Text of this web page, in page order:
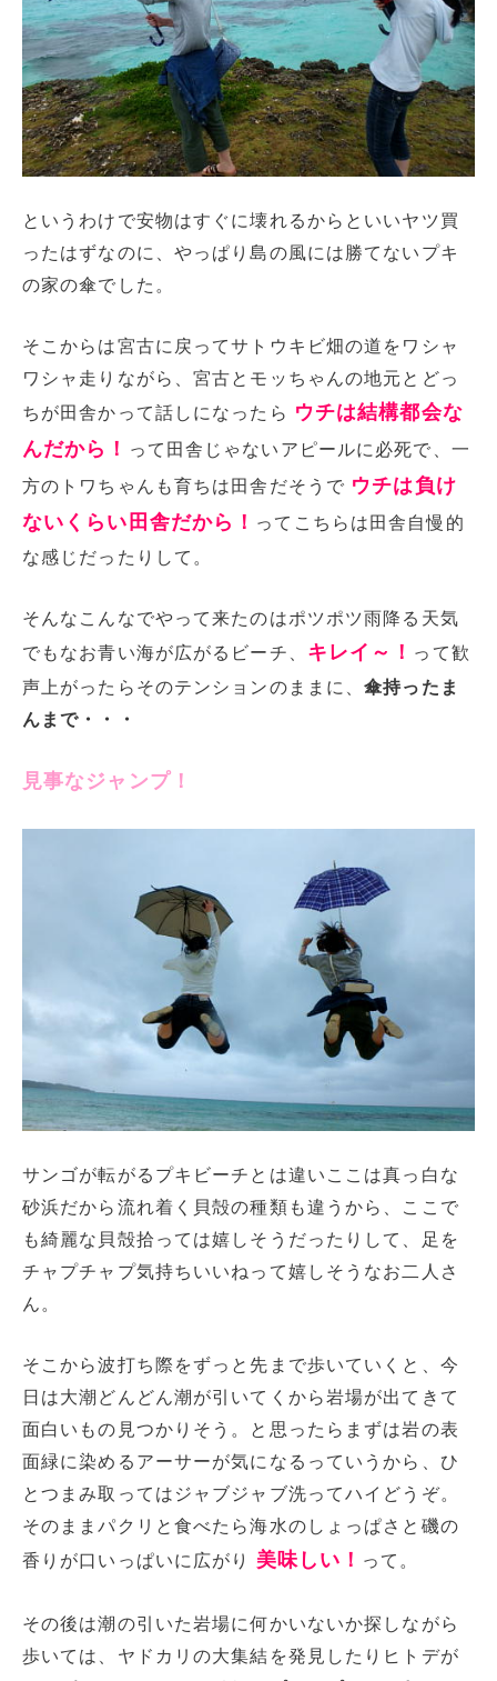
というわけで安物はすぐに壊れるからといいヤツ買
ったはずなのに、やっぱり島の風には勝てないプキ
の家の傘でした。
そこからは宮古に戻ってサトウキビ畑の道をワシャ
ワシャ走りながら、宮古とモッちゃんの地元とどっ
ちが田舎かって話しになったら ウチは結構都会な
んだから！
って田舎じゃないアピールに必死で、一
方のトワちゃんも育ちは田舎だそうで ウチは負け
ないくらい田舎だから！ ってこちらは田舎自慢的
な感じだったりして。
そんなこんなでやって来たのはポツポツ雨降る天気
でもなお青い海が広がるビーチ、 キレイ～！ って歓
声上がったらそのテンションのままに、傘持ったま
んまで・・・
見事なジャンプ！
サンゴが転がるプキビーチとは違いここは真っ白な
砂浜だから流れ着く貝殻の種類も違うから、ここで
も綺麗な貝殻拾っては嬉しそうだったりして、足を
チャプチャプ気持ちいいねって嬉しそうなお二人さ
ん。
そこから波打ち際をずっと先まで歩いていくと、今
日は大潮どんどん潮が引いてくから岩場が出てきて
面白いもの見つかりそう。と思ったらまずは岩の表
面緑に染めるアーサーが気になるっていうから、ひ
とつまみ取ってはジャブジャブ洗ってハイどうぞ。
そのままパクリと食べたら海水のしょっぱさと磯の
香りが口いっぱいに広がり 美味しい！ って。
その後は潮の引いた岩場に何かいないか探しながら
歩いては、ヤドカリの大集結を発見したりヒトデが